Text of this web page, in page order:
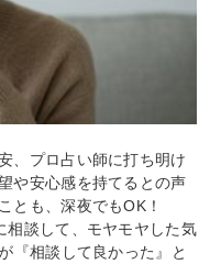
、プロ占い師に打ち明け
や安心感を持てるとの声
とも、深夜でもOK！
相談して、モヤモヤした気
『相談して良かった』と